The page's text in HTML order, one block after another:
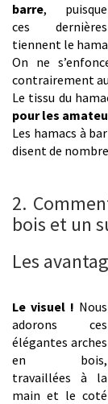
barre, puisque
ces dernières
tiennent le
On ne
contrairement
Le tissu du
pour les
Les hamacs à
disent de
2.
bois et un
Les
Le visuel ! Nous
adorons ces
élégantes arches
en bois,
travaillées à la
main et le coté